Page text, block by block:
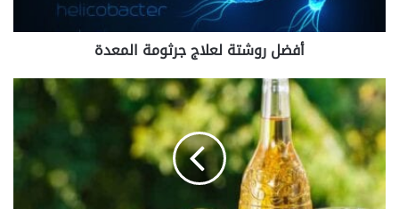
أفضل روشتة لعلاج جرثومة المعدة
فوائد
خل
التفاح
للشعر
الجاف
والخشن